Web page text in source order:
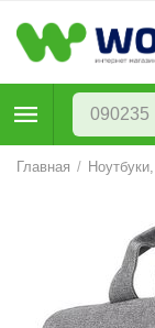
Главная /